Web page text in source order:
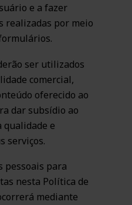
e a fazer
realizadas por meio
ser utilizados
comercial,
oferecido ao
dar subsídio ao
qualidade e
serviços.
pessoais para
nesta Política de
mediante